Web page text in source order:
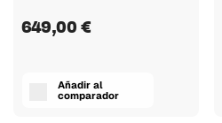
649,00 €
Añadir al
comparador